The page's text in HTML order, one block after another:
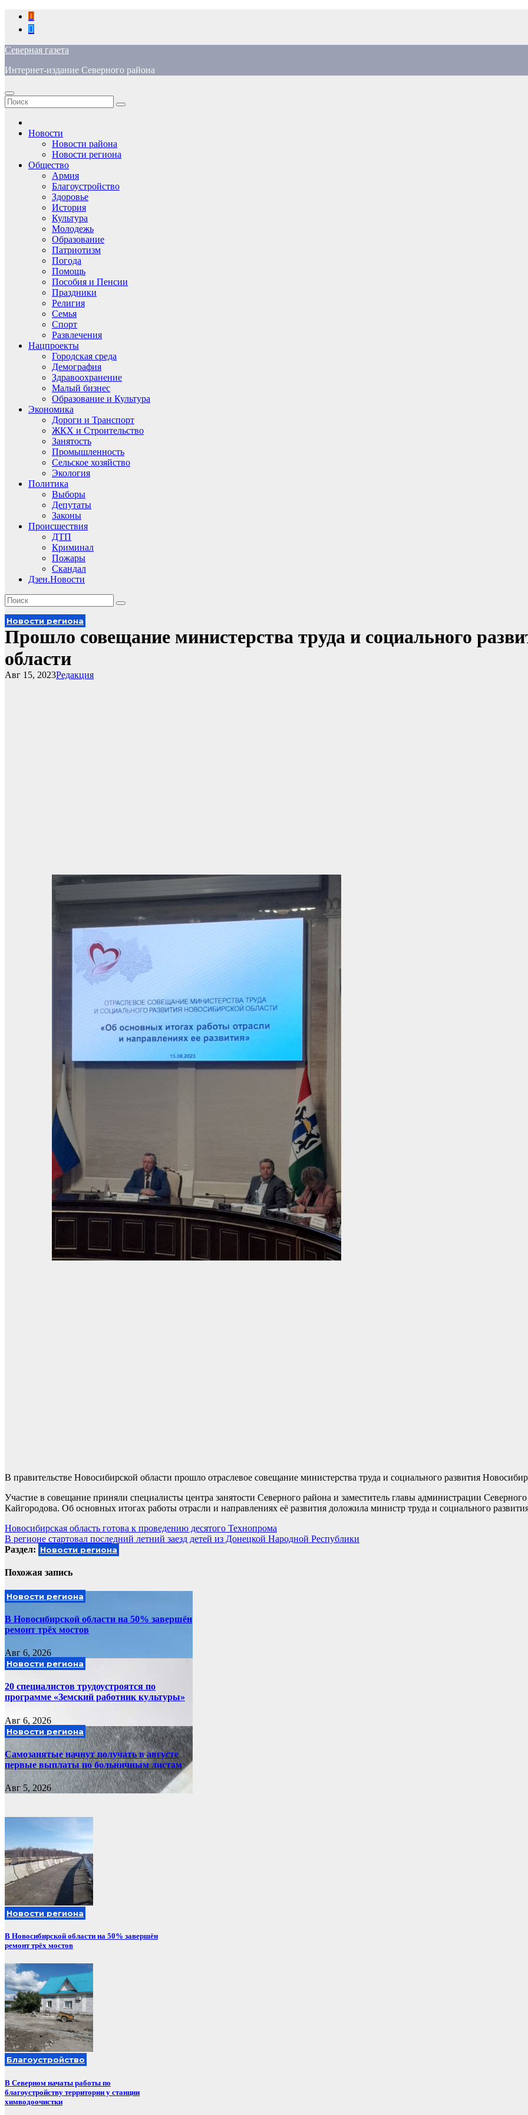
Перейти
содержимому
Северная газета
Интернет-издание Северного района
Новости
Новости района
Новости региона
Общество
Армия
Благоустройство
Здоровье
История
Культура
Молодежь
Образование
Патриотизм
Погода
Помощь
Пособия и Пенсии
Праздники
Религия
Семья
Спорт
Развлечения
Нацпроекты
Городская среда
Демография
Здравоохранение
Малый бизнес
Образование и Культура
Экономика
Дороги и Транспорт
ЖКХ и Строительство
Занятость
Промышленность
Сельское хозяйство
Экология
Политика
Выборы
Депутаты
Законы
Происшествия
ДТП
Криминал
Пожары
Скандал
Дзен.Новости
Новости региона
Прошло совещание министерства труда и социального
области
Редакция
Авг 15, 2023
В правительстве Новосибирской области прошло отраслевое совещание министерства труда и социального развития
Участие в совещание приняли специалисты центра занятости Северного района и заместитель главы администрации
Кайгородова. Об основных итогах работы отрасли и направлениях её развития доложила министр труда и социального
Навигация
по
Новосибирская область готова к проведению десятого Технопрома
В регионе стартовал последний летний заезд детей из Донецкой Народной Республики
Раздел: Новости региона
Похожая запись
Новости региона
В Новосибирской области на 50% завершён
ремонт трёх мостов
Авг 6, 2026
Новости региона
20 специалистов трудоустроятся по
программе «Земский работник культуры»
Авг 6, 2026
Новости региона
Самозанятые начнут получать в августе
первые выплаты по больничным листам
Авг 5, 2026
Новости региона
В Новосибирской области на 50% завершён
ремонт трёх мостов
Благоустройство
В Северном начаты работы по
благоустройству территории у станции
химводоочистки